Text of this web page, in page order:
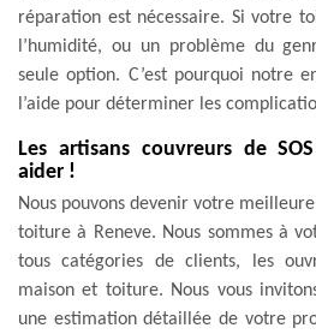
réparation est nécessaire. Si votre
l’humidité, ou un problème du
seule option. C’est pourquoi notre
l’aide pour déterminer les
Les artisans couvreurs de
aider !
Nous pouvons devenir votre
toiture à Reneve. Nous sommes à
tous catégories de clients, les
maison et toiture. Nous vous
une estimation détaillée de votre